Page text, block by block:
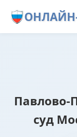
Павлово-
суд